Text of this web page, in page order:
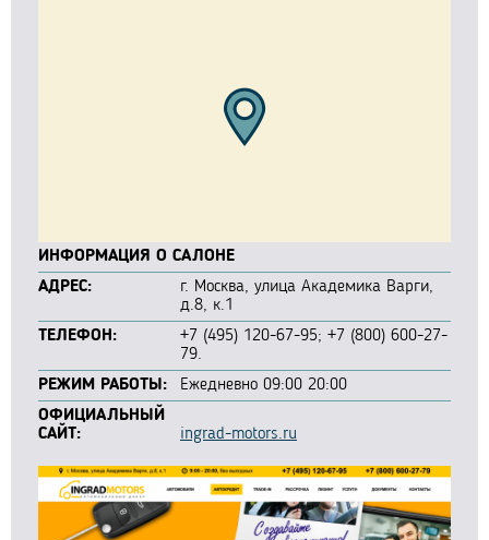
ИНФОРМАЦИЯ О САЛОНЕ
АДРЕС:
г. Москва, улица Академика Варги,
д.8, к.1
ТЕЛЕФОН:
+7 (495) 120-67-95; +7 (800) 600-27-
79.
РЕЖИМ РАБОТЫ:
Ежедневно 09:00 20:00
ОФИЦИАЛЬНЫЙ
САЙТ:
ingrad-motors.ru